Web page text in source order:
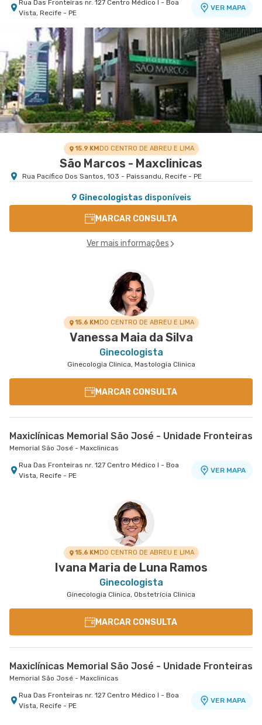
Rua Das Fronteiras nr. 127 Centro Médico I - Boa
Vista, Recife - PE
VER MAPA
15.9 KMDO CENTRO DE ABREU E LIMA
São Marcos - Maxclinicas
Rua Pacífico Dos Santos, 103 - Paissandu, Recife - PE
9 Ginecologistas disponíveis
MARCAR CONSULTA
Ver mais informações
15.6 KMDO CENTRO DE ABREU E LIMA
Vanessa Maia da Silva
Ginecologista
Ginecologia Clinica, Mastologia Clinica
MARCAR CONSULTA
Maxiclínicas Memorial São José - Unidade Fronteiras
Memorial São José - Maxclinicas
Rua Das Fronteiras nr. 127 Centro Médico I - Boa
Vista, Recife - PE
VER MAPA
15.6 KMDO CENTRO DE ABREU E LIMA
Ivana Maria de Luna Ramos
Ginecologista
Ginecologia Clinica, Obstetrícia Clinica
MARCAR CONSULTA
Maxiclínicas Memorial São José - Unidade Fronteiras
Memorial São José - Maxclinicas
Rua Das Fronteiras nr. 127 Centro Médico I - Boa
Vista, Recife - PE
VER MAPA